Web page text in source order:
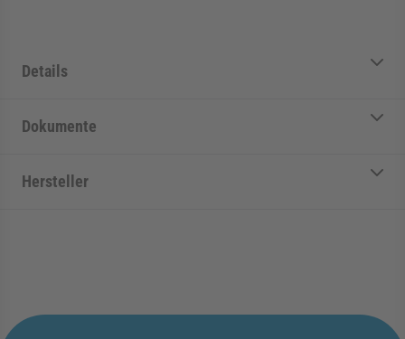
Details
Dokumente
Hersteller